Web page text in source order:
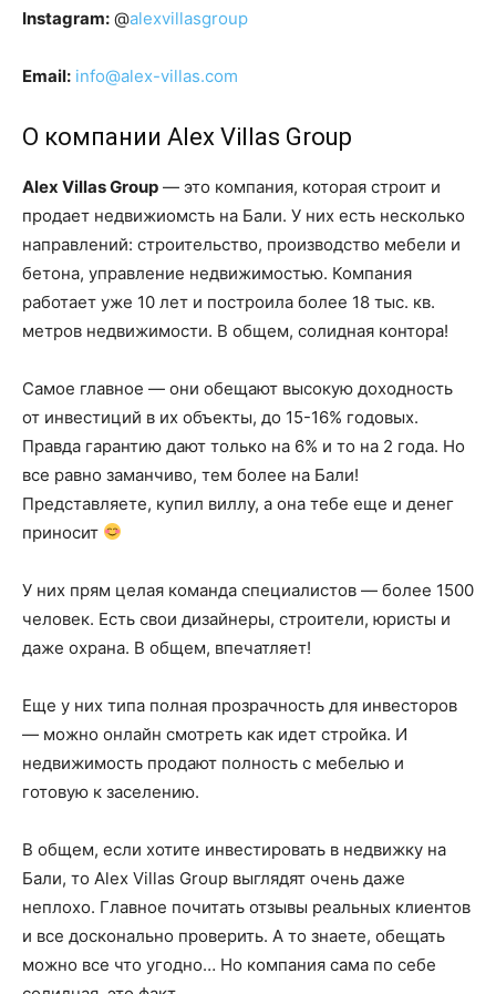
Instagram: @alexvillasgroup
Email: info@alex-villas.com
О компании Alex Villas Group
Alex Villas Group — это компания, которая строит и
продает недвижиомсть на Бали. У них есть несколько
направлений: строительство, производство мебели и
бетона, управление недвижимостью. Компания
работает уже 10 лет и построила более 18 тыс. кв.
метров недвижимости. В общем, солидная контора!
Самое главное — они обещают высокую доходность
от инвестиций в их объекты, до 15-16% годовых.
Правда гарантию дают только на 6% и то на 2 года. Но
все равно заманчиво, тем более на Бали!
Представляете, купил виллу, а она тебе еще и денег
приносит
У них прям целая команда специалистов — более 1500
человек. Есть свои дизайнеры, строители, юристы и
даже охрана. В общем, впечатляет!
Еще у них типа полная прозрачность для инвесторов
— можно онлайн смотреть как идет стройка. И
недвижимость продают полность с мебелью и
готовую к заселению.
В общем, если хотите инвестировать в недвижку на
Бали, то Alex Villas Group выглядят очень даже
неплохо. Главное почитать отзывы реальных клиентов
и все досконально проверить. А то знаете, обещать
можно все что угодно… Но компания сама по себе